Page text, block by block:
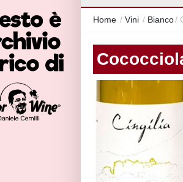
Home / Vini / Bianco/